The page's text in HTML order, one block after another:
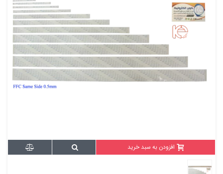
افزودن به سبد خرید